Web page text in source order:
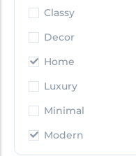
Classy
Decor
Home
Luxury
Minimal
Modern